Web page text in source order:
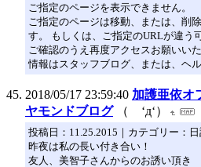
ご指定のページを表示できません。
ご指定のページは移動、または、削
す。 もしくは、ご指定のURLが違う
ご確認のうえ再度アクセスお願いい
情報はスタッフブログ、または、ヘ
2018/05/17 23:59:40 加護亜依オ
ヤモンドブログ
（ ‘д‘）
投稿日：11.25.2015｜カテゴリー：
昨夜は私の長い付き合い！
友人、美智子さんからのお誘い頂き